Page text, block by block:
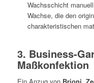
Wachsschicht
Wachse, die den
charakteristischen
3. Business-
Maßkonfektion